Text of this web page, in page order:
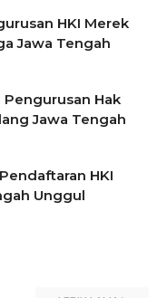
HKI Merek
Jawa Tengah
Hak
Jawa Tengah
HKI
Unggul